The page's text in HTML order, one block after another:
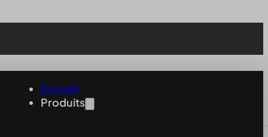
Accueil
Produits